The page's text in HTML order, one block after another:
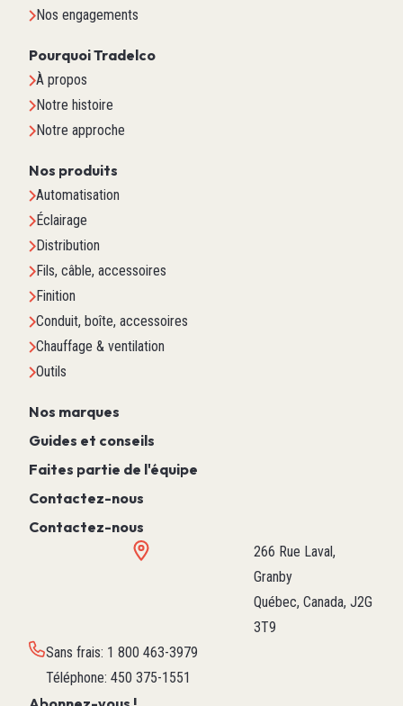
Nos engagements
Pourquoi Tradelco
À propos
Notre histoire
Notre approche
Nos produits
Automatisation
Éclairage
Distribution
Fils, câble, accessoires
Finition
Conduit, boîte, accessoires
Chauffage & ventilation
Outils
Nos marques
Guides et conseils
Faites partie de l'équipe
Contactez-nous
Contactez-nous
266 Rue Laval,
Granby
Québec, Canada, J2G
3T9
Sans frais: 1 800 463-3979
Téléphone: 450 375-1551